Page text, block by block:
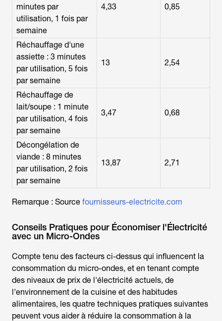
minutes par
utilisation, 1 fois par
semaine
4,33 0,85
Réchauffage d'une
assiette : 3 minutes
par utilisation, 5 fois
par semaine
13 2,54
Réchauffage de
lait/soupe : 1 minute
par utilisation, 4 fois
par semaine
3,47 0,68
Décongélation de
viande : 8 minutes
par utilisation, 2 fois
par semaine
13,87 2,71
Remarque : Source fournisseurs-electricite.com
Conseils Pratiques pour Économiser l'Électricité
avec un Micro-Ondes
Compte tenu des facteurs ci-dessus qui influencent la
consommation du micro-ondes, et en tenant compte
des niveaux de prix de l'électricité actuels, de
l'environnement de la cuisine et des habitudes
alimentaires, les quatre techniques pratiques suivantes
peuvent vous aider à réduire la consommation à la